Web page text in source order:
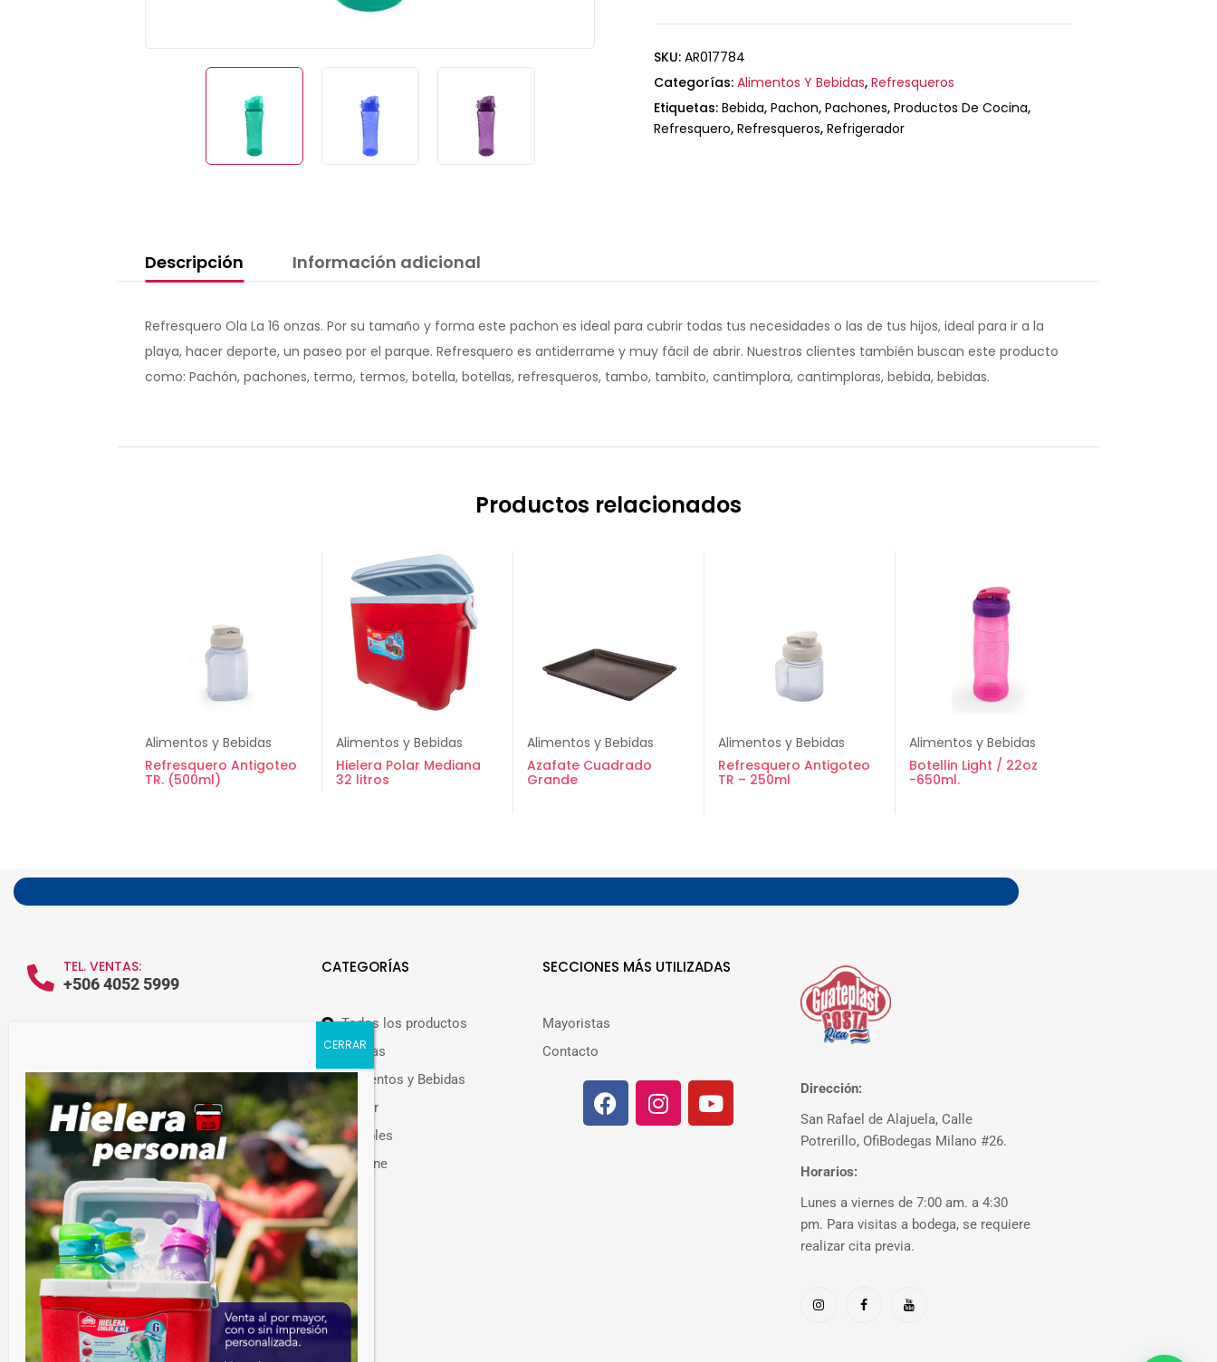
SKU: AR017784
Categorías: Alimentos Y Bebidas, Refresqueros
Etiquetas: Bebida, Pachon, Pachones, Productos De Cocina,
Refresquero, Refresqueros, Refrigerador
Descripción Información adicional
Refresquero Ola La 16 onzas. Por su tamaño y forma este pachon es ideal para cubrir todas tus necesidades o las de tus hijos, ideal para ir a la
playa, hacer deporte, un paseo por el parque. Refresquero es antiderrame y muy fácil de abrir. Nuestros clientes también buscan este producto
como: Pachón, pachones, termo, termos, botella, botellas, refresqueros, tambo, tambito, cantimplora, cantimploras, bebida, bebidas.
Productos relacionados
Alimentos y Bebidas
Refresquero Antigoteo
TR. (500ml)
Alimentos y Bebidas
Hielera Polar Mediana
32 litros
Alimentos y Bebidas
Azafate Cuadrado
Grande
Alimentos y Bebidas
Refresquero Antigoteo
TR – 250ml
Alimentos y Bebidas
Botellin Light / 22oz
-650ml.
TEL. VENTAS:
+506 4052 5999
Guateplast Costa Rica.
Fabricante y distribuidor de productos
plásticos.
Venta de productos plásticos por mayor en
Costa Rica. Más de 300 productos
disponibles.
CATEGORÍAS
Todos los productos
Ofertas
Alimentos y Bebidas
Hogar
Muebles
Higiene
Otros
SECCIONES MÁS UTILIZADAS
Mayoristas
Contacto
Dirección:
San Rafael de Alajuela, Calle
Potrerillo, OfiBodegas Milano #26.
Horarios:
Lunes a viernes de 7:00 am. a 4:30
pm. Para visitas a bodega, se requiere
realizar cita previa.